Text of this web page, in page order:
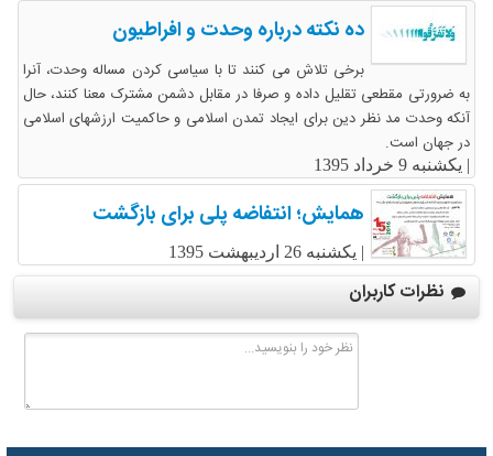
ده نکته درباره وحدت و افراطیون
برخی تلاش می کنند تا با سیاسی کردن مساله وحدت، آنرا
به ضرورتی مقطعی تقلیل داده و صرفا در مقابل دشمن مشترک معنا کنند، حال
آنکه وحدت مد نظر دین برای ایجاد تمدن اسلامی و حاکمیت ارزشهای اسلامی
در جهان است.
| یکشنبه 9 خرداد 1395
همایش؛ انتفاضه پلی برای بازگشت
| یکشنبه 26 اردیبهشت 1395
نظرات کاربران